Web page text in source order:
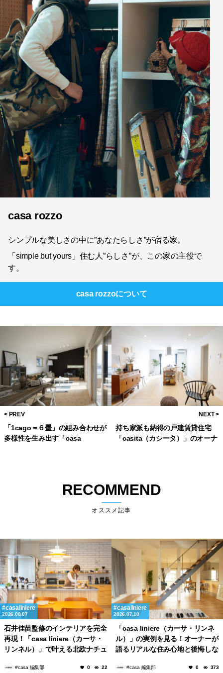
casa rozzo
シンプルな美しさの中に”あなたらしさ”が宿る家。
「simple but yours」住む人”らしさ”が、この家の主役で
す。
casa rozzoについて
「1cago＝６畳」の組み合わせが
多様性を生み出す「casa
持ち家派も納得の戸建賃貸住宅
「casita（カシータ）」のオーナ
RECOMMEND
オススメ記事
casaliniere
2026.08.07
石井佳苗監修のインテリアを完全
再現！「casa liniere（カーサ・
リンネル）」で叶える北欧ナチュ
#casa 編集部 0 22
casaliniere
2026.07.10
「casa liniere（カーサ・リンネ
ル）」の実例を見る！オーナーが
語るリアルな住み心地と後悔しな
#casa 編集部 0 373